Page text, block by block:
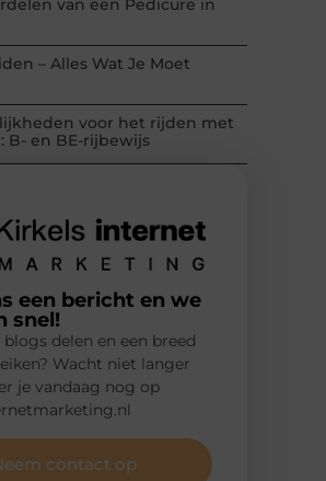
van een Pedicure in
– Alles Wat Je Moet
voor het rijden met
B- en BE-rijbewijs
een bericht en we
snel!
delen en een breed
Wacht niet langer
je vandaag nog op
contact op